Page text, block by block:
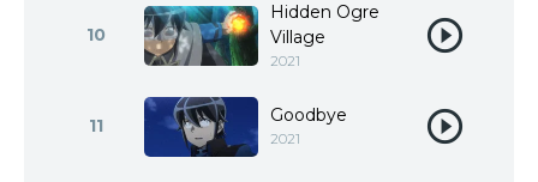
10
Hidden Ogre
Village
2021
11 Goodbye
2021